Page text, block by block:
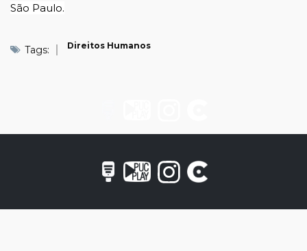
São Paulo.
Tags: Direitos Humanos